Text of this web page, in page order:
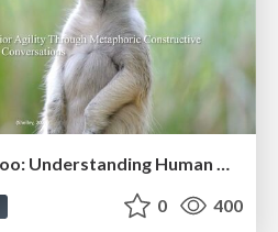
The Organizational Zoo: Understanding Human Behavior Agility Through Metaphoric Constructive Conversations (based on the works of Arthur Shelley, Ph.D)
0 400